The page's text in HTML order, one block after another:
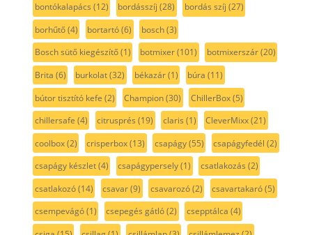
bontókalapács (12) bordásszíj (28) bordás szíj (27)
borhűtő(4) bortartó(6) bosch(3)
Bosch sütő kiegészítő(1) botmixer(101) botmixerszár(20)
Brita (6) burkolat(32) békazár(1) búra (11)
bútor tisztító kefe (2) Champion(30) ChillerBox(5)
chillersafe (4) citrusprés (19) claris (1) CleverMixx(21)
coolbox(2) crisperbox(13) csapágy(55) csapágyfedél (2)
csapágy készlet(4) csapágypersely(1) csatlakozás (2)
csatlakozó(14) csavar(9) csavarozó(2) csavartakaró(5)
csempevágó(1) csepegés gátló(2) csepptálca (4)